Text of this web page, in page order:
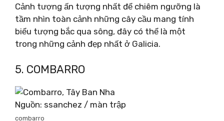
Cảnh tượng ấn tượng nhất để chiêm ngưỡng là
tầm nhìn toàn cảnh những cây cầu mang tính
biểu tượng bắc qua sông, đây có thể là một
trong những cảnh đẹp nhất ở Galicia.
5. COMBARRO
Nguồn: ssanchez / màn trập
combarro